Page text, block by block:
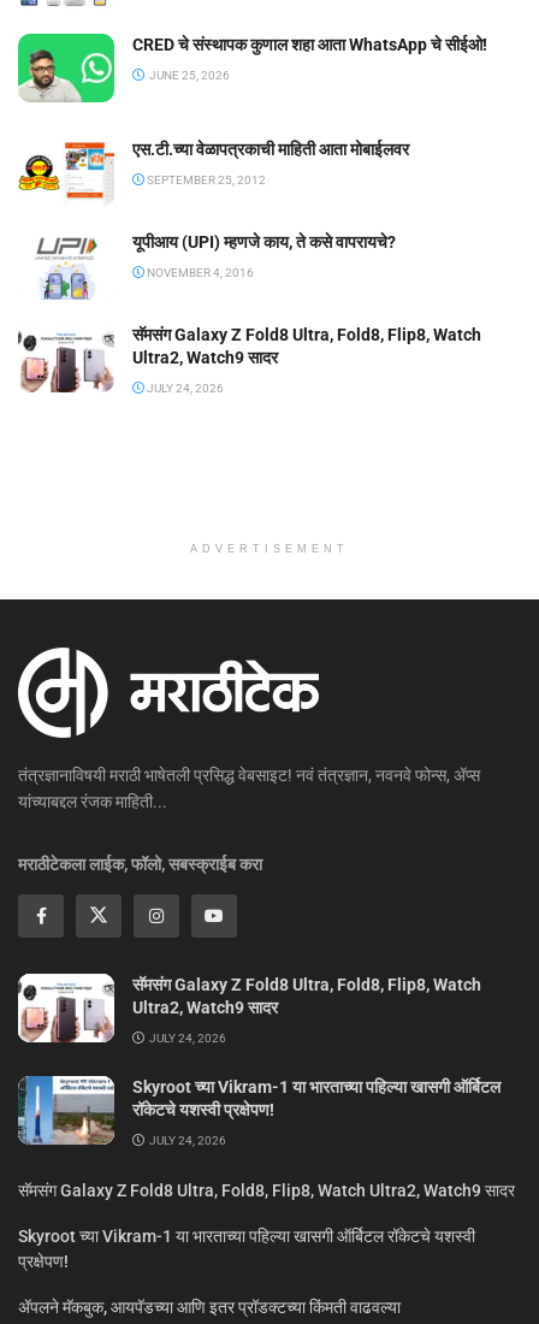
CRED चे संस्थापक कुणाल शहा आता WhatsApp चे सीईओ!
JUNE 25, 2026
एस.टी.च्या वेळापत्रकाची माहिती आता मोबाईलवर
SEPTEMBER 25, 2012
यूपीआय (UPI) म्हणजे काय, ते कसे वापरायचे?
NOVEMBER 4, 2016
सॅमसंग Galaxy Z Fold8 Ultra, Fold8, Flip8, Watch
Ultra2, Watch9 सादर
JULY 24, 2026
ADVERTISEMENT
तंत्रज्ञानाविषयी मराठी भाषेतली प्रसिद्ध वेबसाइट! नवं तंत्रज्ञान, नवनवे फोन्स, ॲप्स
यांच्याबद्दल रंजक माहिती...
मराठीटेकला लाईक, फॉलो, सबस्क्राईब करा
सॅमसंग Galaxy Z Fold8 Ultra, Fold8, Flip8, Watch
Ultra2, Watch9 सादर
JULY 24, 2026
Skyroot च्या Vikram-1 या भारताच्या पहिल्या खासगी ऑर्बिटल
रॉकेटचे यशस्वी प्रक्षेपण!
JULY 24, 2026
सॅमसंग Galaxy Z Fold8 Ultra, Fold8, Flip8, Watch Ultra2, Watch9 सादर
Skyroot च्या Vikram-1 या भारताच्या पहिल्या खासगी ऑर्बिटल रॉकेटचे यशस्वी
प्रक्षेपण!
ॲपलने मॅकबुक, आयपॅडच्या आणि इतर प्रॉडक्टच्या किंमती वाढवल्या